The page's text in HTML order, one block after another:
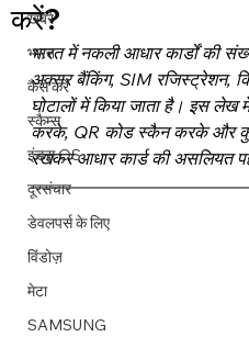
खबरे
भारत
कैसे करें
स्कैम्स
इंडस OS
दूरसंचार
डेवलपर्स के लिए
विंडोज़
मेटा
SAMSUNG
करें?
भारत में नकली आधार कार्डों की
अक्सर बैंकिंग, SIM रजिस्ट्रेशन,
घोटालों में किया जाता है। इस
करके, QR कोड स्कैन करके और
रखकर आधार कार्ड की असलियत